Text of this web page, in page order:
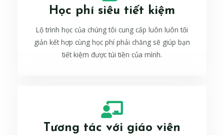
Học phí siêu tiết kiệm
Lộ trình học của chúng tôi cung cấp luôn luôn tối
giản kết hợp cùng học phí phải chăng sẽ giúp bạn
tiết kiệm được túi tiền của mình.
Tương tác với giáo viên